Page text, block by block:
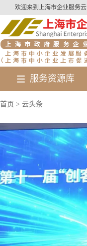
欢迎来到上海市企业服务云
服务资源库
首页 > 云头条